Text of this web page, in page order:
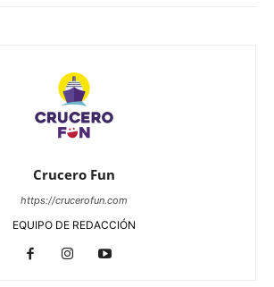
Crucero Fun
https://crucerofun.com
EQUIPO DE REDACCIÓN